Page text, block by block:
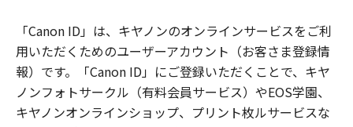
「Canon ID」は、キヤノンのオンラインサービスをご利
用いただくためのユーザーアカウント（お客さま登録情
報）です。「Canon ID」にご登録いただくことで、キヤ
ノンフォトサークル（有料会員サービス）やEOS学園、
キヤノンオンラインショップ、プリント枚ルサービスな